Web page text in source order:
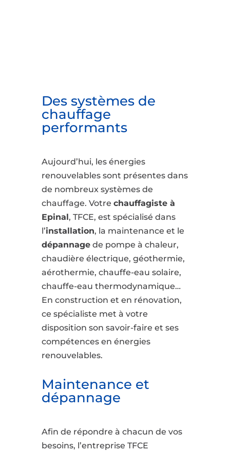
Des systèmes de
chauffage
performants
Aujourd’hui, les énergies
renouvelables sont présentes dans
de nombreux systèmes de
chauffage. Votre chauffagiste à
Epinal, TFCE, est spécialisé dans
l’installation, la maintenance et le
dépannagede pompe à chaleur,
chaudière électrique, géothermie,
aérothermie, chauffe-eau solaire,
chauffe-eau thermodynamique…
En construction et en rénovation,
ce spécialiste met à votre
disposition son savoir-faire et ses
compétences en énergies
renouvelables.
Maintenance et
dépannage
Afin de répondre à chacun de vos
besoins, l’entreprise TFCE